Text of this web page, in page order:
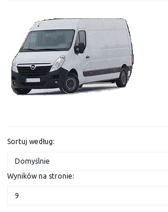
Sortuj według:
Wyników na stronie: